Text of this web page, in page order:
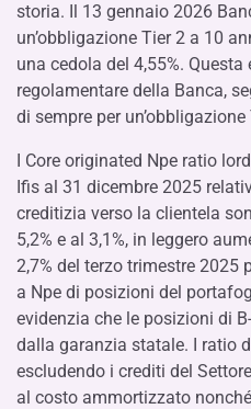
storia. Il 13 gennaio 2026
un’obbligazione Tier 2 a 10
una cedola del 4,55%.
regolamentare della Banca,
di sempre per
I Core originated Npe ratio
Ifis al 31 dicembre 2025
creditizia verso la clientela
5,2% e al 3,1%, in leggero
2,7% del terzo trimestre
a Npe di posizioni del
evidenzia che le posizioni di
dalla garanzia statale. I ratio
escludendo i crediti del
al costo ammortizzato